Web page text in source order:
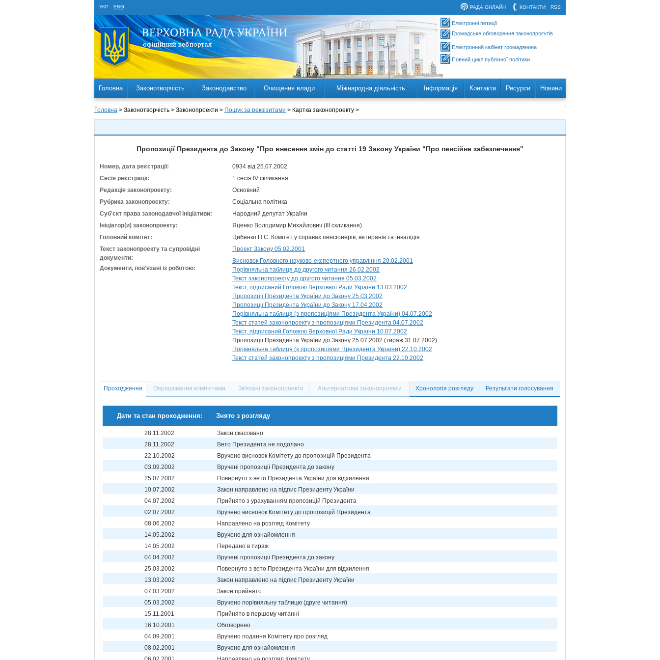
УКР ENG RSS
КОНТАКТИ
РАДА ОНЛАЙН
Електронні петиції
Громадське обговорення законопроєктів
Електронний кабінет громадянина
Повний цикл публічної політики
Головна Законотворчість Законодавство Очищення влади Міжнародна діяльність Інформація Контакти Ресурси Новини
Головна > Законотворчість > Законопроекти > Пошук за реквізитами > Картка законопроекту >
Пропозиції Президента до Закону "Про внесення змін до статті 19 Закону України "Про пенсійне забезпечення"
Номер, дата реєстрації:
0934 від 25.07.2002
Сесія реєстрації:
1 сесія IV скликання
Редакція законопроекту:
Основний
Рубрика законопроекту:
Соціальна політика
Суб'єкт права законодавчої ініціативи:
Народний депутат України
Ініціатор(и) законопроекту:
Яценко Володимир Михайлович (III скликання)
Головний комітет:
Цибенко П.С. Комітет у справах пенсіонерів, ветеранів та інвалідів
Текст законопроекту та супровідні
документи:
Проект Закону 05.02.2001
Документи, пов'язані із роботою:
Висновок Головного науково-експертного управління 20.02.2001
Порівняльна таблиця до другого читання 26.02.2002
Текст законопроекту до другого читання 05.03.2002
Текст, підписаний Головою Верховної Ради України 13.03.2002
Пропозиції Президента України до Закону 25.03.2002
Пропозиції Президента України до Закону 17.04.2002
Порівняльна таблиця (з пропозиціями Президента України) 04.07.2002
Текст статей законопроекту з пропозиціями Президента 04.07.2002
Текст, підписаний Головою Верховної Ради України 10.07.2002
Пропозиції Президента України до Закону 25.07.2002 (тираж 31.07.2002)
Порівняльна таблиця (з пропозиціями Президента України) 22.10.2002
Текст статей законопроекту з пропозиціями Президента 22.10.2002
Проходження Опрацювання комітетами Зв'язані законопроекти Альтернативні законопроекти Хронологія розгляду Результати голосування
Дати та стан проходження: Знято з розгляду
28.11.2002
Закон скасовано
28.11.2002
Вето Президента не подолано
22.10.2002
Вручено висновок Комітету до пропозицій Президента
03.09.2002
Вручені пропозиції Президента до закону
25.07.2002
Повернуто з вето Президента України для відхилення
10.07.2002
Закон направлено на підпис Президенту України
04.07.2002
Прийнято з урахуванням пропозицій Президента
02.07.2002
Вручено висновок Комітету до пропозицій Президента
08.06.2002
Направлено на розгляд Комітету
14.05.2002
Вручено для ознайомлення
14.05.2002
Передано в тираж
04.04.2002
Вручені пропозиції Президента до закону
25.03.2002
Повернуто з вето Президента України для відхилення
13.03.2002
Закон направлено на підпис Президенту України
07.03.2002
Закон прийнято
05.03.2002
Вручено порівняльну таблицю (друге читання)
15.11.2001
Прийнято в першому читанні
16.10.2001
Обговорено
04.09.2001
Вручено подання Комітету про розгляд
08.02.2001
Вручено для ознайомлення